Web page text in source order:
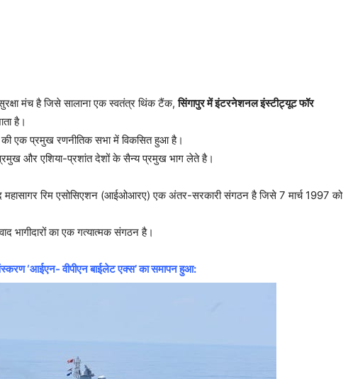
मंच है जिसे सालाना एक स्वतंत्र थिंक टैंक,सिंगापुर में इंटरनेशनल इंस्टीट्यूट फॉर
है।
की एक प्रमुख रणनीतिक सभा में विकसित हुआ है।
प्रमुख और एशिया-प्रशांत देशों के सैन्य प्रमुख भाग लेते है।
महासागर रिम एसोसिएशन (आईओआरए) एक अंतर-सरकारी संगठन है जिसे 7 मार्च 1997 को
का एक गत्यात्मक संगठन है।
‘आईएन- वीपीएन बाईलेट एक्स’ का समापन हुआ: